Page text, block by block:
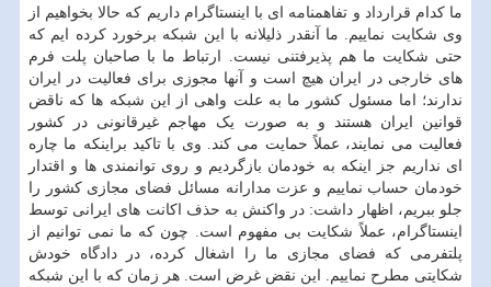
ما کدام قرارداد و تفاهمنامه ای با اینستاگرام داریم که حالا بخواهیم از
وی شکایت نماییم. ما آنقدر ذلیلانه با این شبکه برخورد کرده ایم که
حتی شکایت ما هم پذیرفتنی نیست. ارتباط ما با صاحبان پلت فرم
های خارجی در ایران هیچ است و آنها مجوزی برای فعالیت در ایران
ندارند؛ اما مسئول کشور ما به علت واهی از این شبکه ها که ناقض
قوانین ایران هستند و به صورت یک مهاجم غیرقانونی در کشور
فعالیت می نمایند، عملاً حمایت می کند. وی با تاکید براینکه ما چاره
ای نداریم جز اینکه به خودمان بازگردیم و روی توانمندی ها و اقتدار
خودمان حساب نماییم و عزت مدارانه مسائل فضای مجازی کشور را
جلو ببریم، اظهار داشت: در واکنش به حذف اکانت های ایرانی توسط
اینستاگرام، عملاً شکایت بی مفهوم است. چون که ما نمی توانیم از
پلتفرمی که فضای مجازی ما را اشغال کرده، در دادگاه خودش
شکایتی مطرح نماییم. این نقض غرض است. هر زمان که با این شبکه